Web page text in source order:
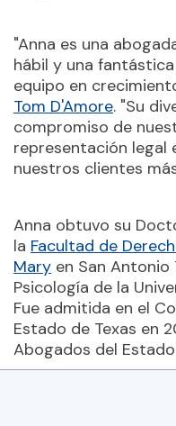
"Anna es una
hábil y una
equipo en
Tom D'Amore. "Su
compromiso de
representación legal
nuestros clientes
Anna obtuvo su
la Facultad de
Mary en San Antonio
Psicología de la
Fue admitida en el
Estado de Texas en
Abogados del